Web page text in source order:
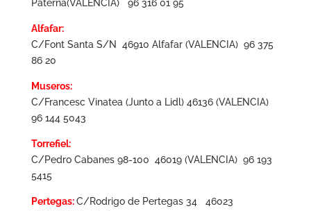
Paterna(VALENCIA) 96 316 01 95
Alfafar:
C/Font Santa S/N 46910 Alfafar (VALENCIA) 96 375
86 20
Museros:
C/Francesc Vinatea (Junto a Lidl) 46136 (VALENCIA)
96 144 5043
Torrefiel:
C/Pedro Cabanes 98-100 46019 (VALENCIA) 96 193
5415
Pertegas:C/Rodrigo de Pertegas 34 46023